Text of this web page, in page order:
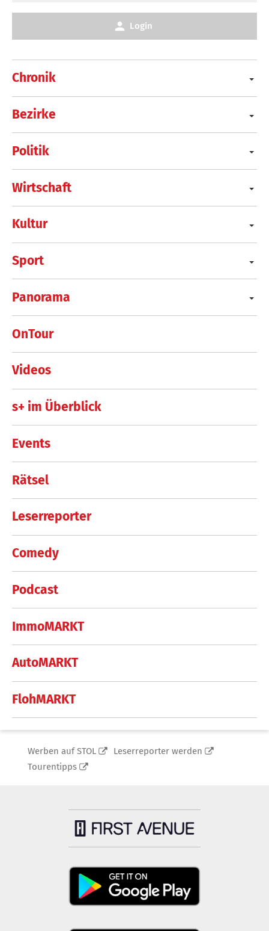
Chronik
Bezirke
Politik
Wirtschaft
Kultur
Sport
Panorama
OnTour
Videos
s+ im Überblick
Events
Rätsel
Leserreporter
Comedy
Podcast
ImmoMARKT
AutoMARKT
FlohMARKT
Login
Werben auf STOL
Leserreporter werden
Tourentipps